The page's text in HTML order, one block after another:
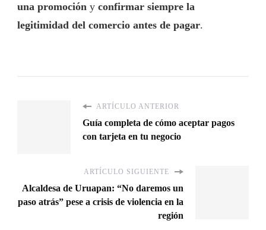
una promoción y confirmar siempre la
legitimidad del comercio antes de pagar.
ARTÍCULO ANTERIOR
Guía completa de cómo aceptar pagos
con tarjeta en tu negocio
ARTÍCULO SIGUIENTE
Alcaldesa de Uruapan: “No daremos un
paso atrás” pese a crisis de violencia en la
región